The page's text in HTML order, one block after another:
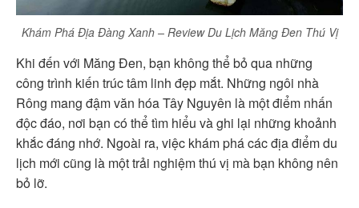
Khám Phá Địa Đàng Xanh – Review Du Lịch Măng Đen Thú Vị
Khi đến với Măng Đen, bạn không thể bỏ qua những
công trình kiến trúc tâm linh đẹp mắt. Những ngôi nhà
Rông mang đậm văn hóa Tây Nguyên là một điểm nhấn
độc đáo, nơi bạn có thể tìm hiểu và ghi lại những khoảnh
khắc đáng nhớ. Ngoài ra, việc khám phá các địa điểm du
lịch mới cũng là một trải nghiệm thú vị mà bạn không nên
bỏ lỡ.